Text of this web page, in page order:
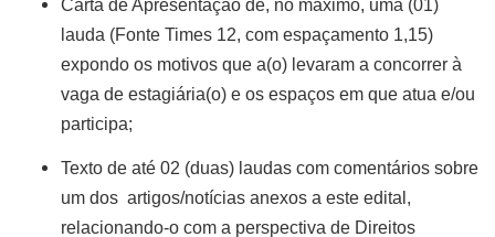
Carta de Apresentação de, no máximo, uma (01)
lauda (Fonte Times 12, com espaçamento 1,15)
expondo os motivos que a(o) levaram a concorrer à
vaga de estagiária(o) e os espaços em que atua e/ou
participa;
Texto de até 02 (duas) laudas com comentários sobre
um dos artigos/notícias anexos a este edital,
relacionando-o com a perspectiva de Direitos